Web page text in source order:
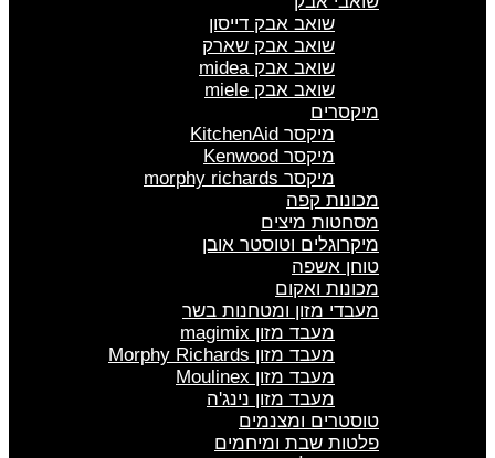
שואב אבק דייסון
שואב אבק שארק
שואב אבק midea
שואב אבק miele
מיקסרים
מיקסר KitchenAid
מיקסר Kenwood
מיקסר morphy richards
מכונות קפה
מסחטות מיצים
מיקרוגלים וטוסטר אובן
טוחן אשפה
מכונות ואקום
מעבדי מזון ומטחנות בשר
מעבד מזון magimix
מעבד מזון Morphy Richards
מעבד מזון Moulinex
מעבד מזון נינג'ה
טוסטרים ומצנמים
פלטות שבת ומיחמים